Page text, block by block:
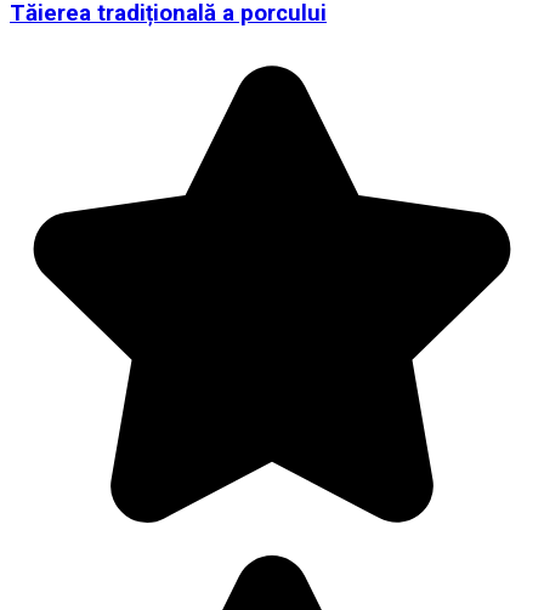
Tăierea tradițională a porcului